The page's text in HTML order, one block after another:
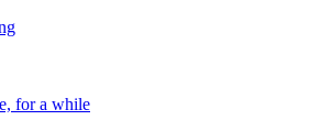
for a while